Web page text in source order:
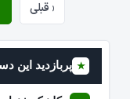
‹ قبلی
★ پربازدید این